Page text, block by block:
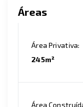
Áreas
Área Privativa:
245m²
Área